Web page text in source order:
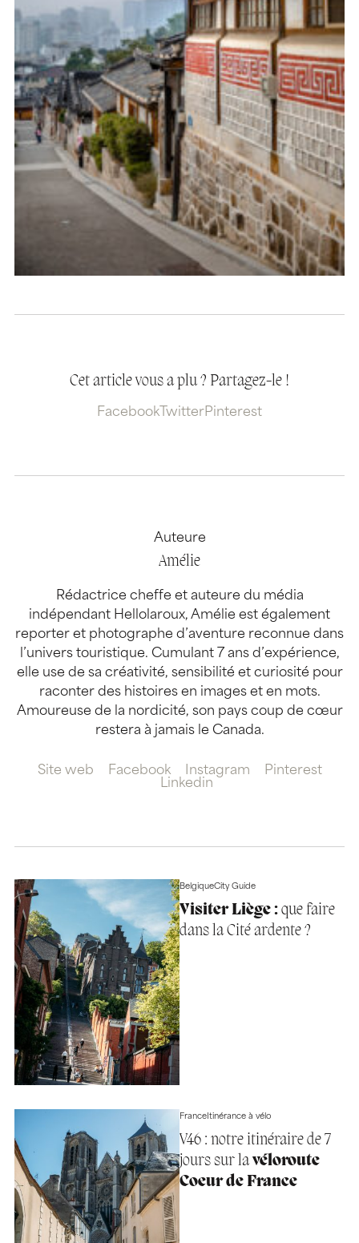
Cet article vous a plu ? Partagez-le !
Facebook TwitterPinterest
Auteure
Amélie
Rédactrice cheffe et auteure du média
indépendant Hellolaroux, Amélie est également
reporter et photographe d’aventure reconnue dans
l’univers touristique. Cumulant 7 ans d’expérience,
elle use de sa créativité, sensibilité et curiosité pour
raconter des histoires en images et en mots.
Amoureuse de la nordicité, son pays coup de cœur
restera à jamais le Canada.
Site web Facebook Instagram
Pinterest
Linkedin
BelgiqueCity Guide
Visiter Liège :que faire
dans la Cité ardente ?
FranceItinérance à vélo
V46 : notre itinéraire de 7
jours sur lavéloroute
Coeur de France